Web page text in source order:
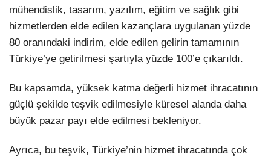
mühendislik, tasarım, yazılım, eğitim ve sağlık gibi
hizmetlerden elde edilen kazançlara uygulanan yüzde
80 oranındaki indirim, elde edilen gelirin tamamının
Türkiye’ye getirilmesi şartıyla yüzde 100’e çıkarıldı.
Bu kapsamda, yüksek katma değerli hizmet ihracatının
güçlü şekilde teşvik edilmesiyle küresel alanda daha
büyük pazar payı elde edilmesi bekleniyor.
Ayrıca, bu teşvik, Türkiye’nin hizmet ihracatında çok